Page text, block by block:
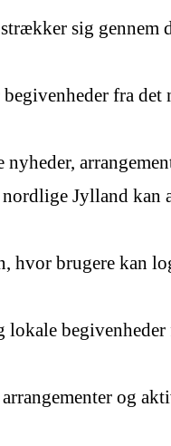
sig gennem
fra
Jylland kan
brugere kan
lokale
og